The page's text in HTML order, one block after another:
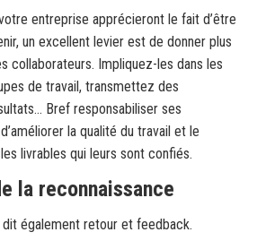
entreprise apprécieront le fait d’être
un excellent levier est de donner plus
collaborateurs. Impliquez-les dans les
de travail, transmettez des
Bref responsabiliser ses
la qualité du travail et le
livrables qui leurs sont confiés.
la reconnaissance
également retour et feedback.